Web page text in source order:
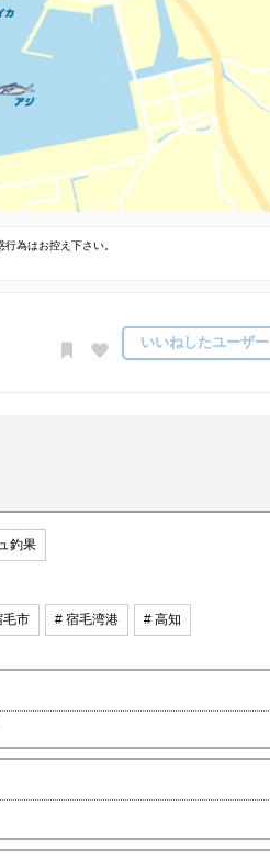
為はお控え下さい。
いいねしたユーザー
釣果
毛市 # 宿毛湾港 # 高知